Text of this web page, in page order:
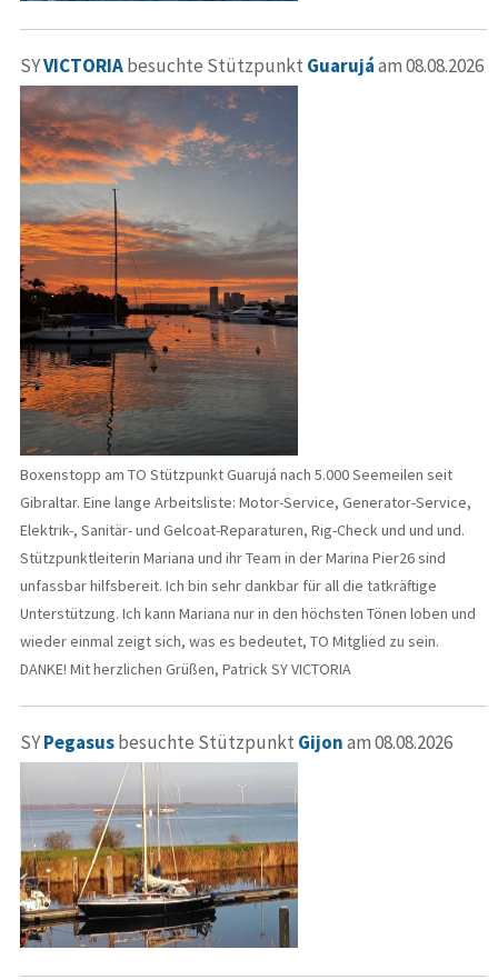
SYVICTORIAbesuchte Stützpunkt Guarujáam 08.08.2026
Boxenstopp am TO Stützpunkt Guarujá nach 5.000 Seemeilen seit
Gibraltar. Eine lange Arbeitsliste: Motor-Service, Generator-Service,
Elektrik-, Sanitär- und Gelcoat-Reparaturen, Rig-Check und und und.
Stützpunktleiterin Mariana und ihr Team in der Marina Pier26 sind
unfassbar hilfsbereit. Ich bin sehr dankbar für all die tatkräftige
Unterstützung. Ich kann Mariana nur in den höchsten Tönen loben und
wieder einmal zeigt sich, was es bedeutet, TO Mitglied zu sein.
DANKE! Mit herzlichen Grüßen, Patrick SY VICTORIA
SYPegasusbesuchte Stützpunkt Gijonam 08.08.2026